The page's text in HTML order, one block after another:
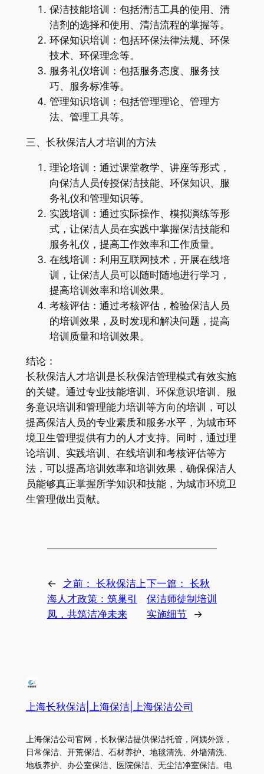
保洁技能培训：包括清洁工具的使用、清
洁剂的选择和使用、清洁流程的掌握等。
环保知识培训：包括环保法律法规、环保
技术、环保理念等。
服务礼仪培训：包括服务态度、服务技
巧、服务标准等。
管理知识培训：包括管理理论、管理方
法、管理工具等。
三、长秋保洁人才培训的方法
理论培训：通过课堂教学、讲座等形式，
向保洁人员传授保洁技能、环保知识、服
务礼仪和管理知识等。
实践培训：通过实际操作、模拟演练等形
式，让保洁人员在实践中掌握保洁技能和
服务礼仪，提高工作效率和工作质量。
在线培训：利用互联网技术，开展在线培
训，让保洁人员可以随时随地进行学习，
提高培训效率和培训效果。
考核评估：通过考核评估，检验保洁人员
的培训效果，及时发现和解决问题，提高
培训质量和培训效果。
结论：
长秋保洁人才培训是长秋保洁管理模式有效实施
的关键。通过专业技能培训、环保意识培训、服
务意识培训和管理能力培训等方向的培训，可以
提高保洁人员的专业素质和服务水平，为城市环
境卫生管理提供有力的人才支持。同时，通过理
论培训、实践培训、在线培训和考核评估等方
法，可以提高培训效率和培训效果，确保保洁人
员能够真正掌握所学知识和技能，为城市环境卫
生管理做出贡献。
← 之前： 长秋保洁上
海人才政策：筑巢引
凤，共筑洁净未来
下一篇：
长秋
保洁师徒制培训
实施细节
→
上海长秋保洁|上海保洁|上海保洁公司
上海保洁公司官网，长秋保洁提供保洁托管，阿姨外派，
日常保洁、开荒保洁、石材养护、地毯清洗、外墙清洗、
地板养护、办公室保洁、医院保洁、无尘洁净室保洁。电